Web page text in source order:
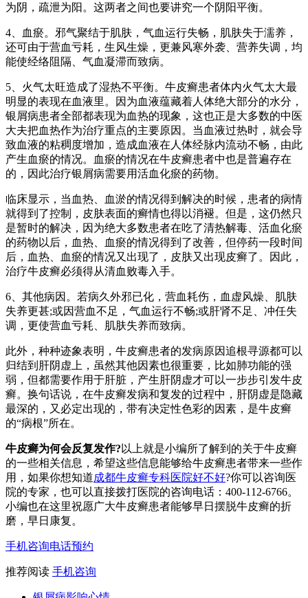
为阴，疏泄为阳。这两者之间也要讲究一个阴阳平衡。
4、血瘀。邪气聚结于肌肤，气血运行失畅，肌肤失于濡养，
还可由于营血亏耗，生风生燥，更兼风寒外袭、营养失调，均
能使经络阻隔、气血凝滞而致病。
5、火气太旺造成了湿热不平衡。牛皮癣患者体内火气太大最
明显的表现在血液里。因为血液蕴藏着人体绝大部分的水分，
银屑病患者全部都表现为血热的现象，这也正是大多数的中医
大夫把血热作为治疗重点的主要原因。当血液过热时，就会导
致血液的粘稠度增加，造成血液在人体经脉内流动不畅，由此
产生血瘀的情况。血瘀的情况在牛皮癣患者中也是普遍存在
的，因此治疗银屑病需要用活血化瘀的药物。
临床显示，当血热、血淤的情况得到解决的时候，患者的病情
就得到了控制，皮肤表面的癣情也得以消褪。但是，这仍然只
是暂时的解决，因为绝大多数患者在吃了清热解毒、活血化瘀
的药物以后，血热、血瘀的情况得到了改善，但停药一段时间
后，血热、血瘀的情况又出现了，皮肤又出现皮癣了。因此，
治疗牛皮癣必须得从清血败毒入手。
6、其他病因。若病久外邪已化，营血耗伤，血虚风燥、肌肤
失养更甚;或因营血不足，气血运行不畅;或肝肾不足、冲任失
调，更使营血亏耗、肌肤失养而致病。
此外，种种迹象表明，牛皮癣患者的发病原因追根寻源都可以
归结到肝阴虚上，虽然其他因素也很重要，比如肺功能的强
弱，但都需要作用于肝脏，产生肝阴虚才可以一步步引发牛皮
癣。换句话说，在牛皮癣发病和复发的过程中，肝阴虚是隐藏
最深的，又必定出现的，带有决定性色彩的因素，是牛皮癣
的“病根”所在。
牛皮癣为何会反复发作? 以上就是小编所了解到的关于牛皮癣
的一些相关信息，希望这些信息能够给牛皮癣患者带来一些作
用，如果你想知道成都牛皮癣专科医院好不好?你可以咨询医
院的专家，也可以直接拨打医院的咨询电话：400-112-6766。
小编也在这里祝愿广大牛皮癣患者能够早日摆脱牛皮癣的折
磨，早日康复。
手机咨询电话预约
推荐阅读 手机咨询